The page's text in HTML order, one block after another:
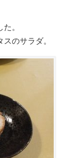
。
のサラダ。